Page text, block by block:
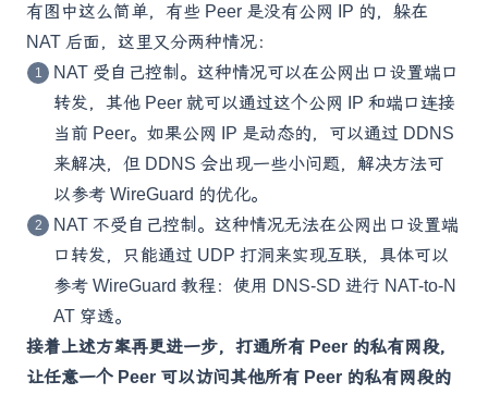
有图中这么简单，有些 Peer 是没有公网 IP 的，躲在
NAT 后面，这里又分两种情况：
NAT 受自己控制。这种情况可以在公网出口设置端口
转发，其他 Peer 就可以通过这个公网 IP 和端口连接
当前 Peer。如果公网 IP 是动态的，可以通过 DDNS
来解决，但 DDNS 会出现一些小问题，解决方法可
以参考WireGuard 的优化。
NAT 不受自己控制。这种情况无法在公网出口设置端
口转发，只能通过 UDP 打洞来实现互联，具体可以
参考WireGuard 教程：使用 DNS-SD 进行 NAT-to-N
AT 穿透。
接着上述方案再更进一步，打通所有 Peer 的私有网段，
让任意一个 Peer 可以访问其他所有 Peer 的私有网段的